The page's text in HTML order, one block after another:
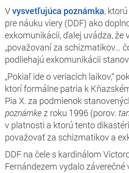
Vvysvetľujúca poznámka,
pre náuku viery (DDF) ako
exkomunikácii, ďalej uvádza, že
„považovaní za schizmatikov…
podliehajú exkomunikácii
„Pokiaľ ide o veriacich laikov,“
ktorí formálne patria k
Pia X. za podmienok
poznámkez roku 1996 (porov.
v platnosti a ktorú tento
považovať za schizmatikov a
DDF na čele s kardinálom
Fernándezem vydalo